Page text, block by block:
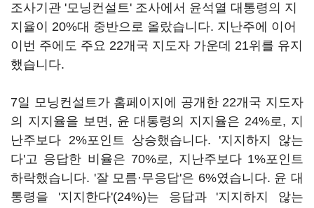
조사기관 '모닝컨설트' 조사에서 윤석열 대통령의 지
지율이 20%대 중반으로 올랐습니다. 지난주에 이어
이번 주에도 주요 22개국 지도자 가운데 21위를 유지
했습니다.
7일 모닝컨설트가 홈페이지에 공개한 22개국 지도자
의 지지율을 보면, 윤 대통령의 지지율은 24%로, 지
난주보다 2%포인트 상승했습니다. '지지하지 않는
다'고 응답한 비율은 70%로, 지난주보다 1%포인트
하락했습니다. '잘 모름·무응답'은 6%였습니다. 윤 대
통령을 '지지한다'(24%)는 응답과 '지지하지 않는